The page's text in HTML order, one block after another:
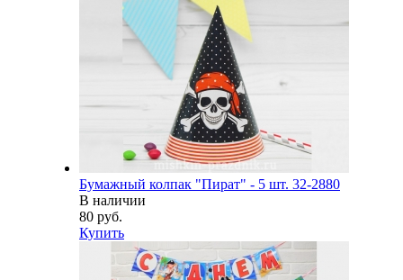
Бумажный колпак "Пират" - 5 шт. 32-2880
В наличии
80 руб.
Купить